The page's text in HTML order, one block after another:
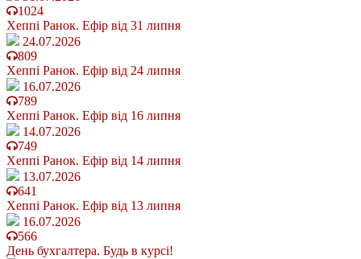
1024
Хеппі Ранок. Ефір від 31 липня
24.07.2026
809
Хеппі Ранок. Ефір від 24 липня
16.07.2026
789
Хеппі Ранок. Ефір від 16 липня
14.07.2026
749
Хеппі Ранок. Ефір від 14 липня
13.07.2026
641
Хеппі Ранок. Ефір від 13 липня
16.07.2026
566
День бухгалтера. Будь в курсі!